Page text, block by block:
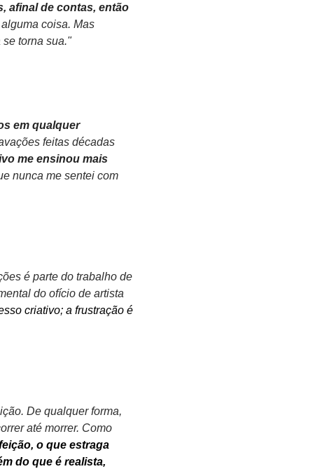
afinal de contas, então
coisa. Mas
torna sua."
em qualquer
feitas décadas
me ensinou mais
nunca me sentei com
é parte do trabalho de
do ofício de artista
criativo; a frustração é
De qualquer forma,
até morrer. Como
o que estraga
do que é realista,